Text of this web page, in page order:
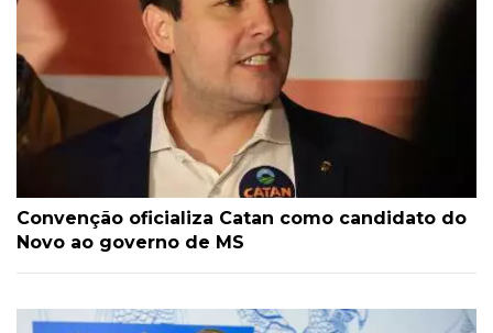
Convenção oficializa Catan como candidato do
Novo ao governo de MS